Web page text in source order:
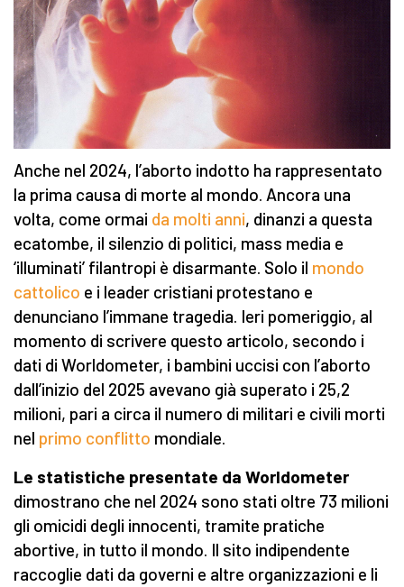
Anche nel 2024, l’aborto indotto ha rappresentato
la prima causa di morte al mondo. Ancora una
volta, come ormai da molti anni, dinanzi a questa
ecatombe, il silenzio di politici, mass media e
‘illuminati’ filantropi è disarmante. Solo il mondo
cattolico e i leader cristiani protestano e
denunciano l’immane tragedia. Ieri pomeriggio, al
momento di scrivere questo articolo, secondo i
dati di Worldometer, i bambini uccisi con l’aborto
dall’inizio del 2025 avevano già superato i 25,2
milioni, pari a circa il numero di militari e civili morti
nel primo conflitto mondiale.
Le statistiche presentate da Worldometer
dimostrano che nel 2024 sono stati oltre 73 milioni
gli omicidi degli innocenti, tramite pratiche
abortive, in tutto il mondo. Il sito indipendente
raccoglie dati da governi e altre organizzazioni e li